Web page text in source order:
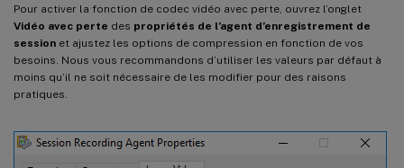
Pour activer la fonction de codec vidéo avec perte, ouvrez l’onglet
Vidéo avec perte des propriétés de l’agent d’enregistrement de
session et ajustez les options de compression en fonction de vos
besoins. Nous vous recommandons d’utiliser les valeurs par défaut à
moins qu’il ne soit nécessaire de les modifier pour des raisons
pratiques.